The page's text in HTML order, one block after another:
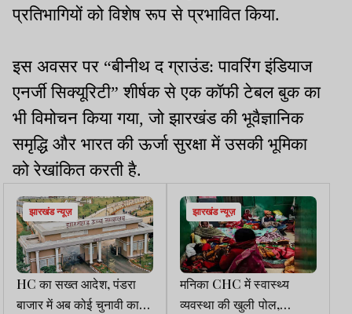
प्रतिभागियों को विशेष रूप से प्रभावित किया.
इस अवसर पर “बीनीथ द ग्राउंड: पावरिंग इंडियाज
एनर्जी सिक्यूरिटी” शीर्षक से एक कॉफी टेबल बुक का
भी विमोचन किया गया, जो झारखंड की भूवैज्ञानिक
समृद्धि और भारत की ऊर्जा सुरक्षा में उसकी भूमिका
को रेखांकित करती है.
झारखंड न्यूज़
HC का सख्त आदेश, पंडरा
बाजार में अब कोई चुनावी कार्य
झारखंड न्यूज़
मनिका CHC में स्वास्थ्य
व्यवस्था की खुली पोल,